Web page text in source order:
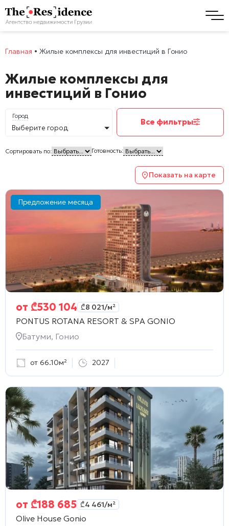
Главная • Жилые комплексы для инвестиций в Гонио
Жилые комплексы для
инвестиций в Гонио
Город
Выберите город
Все фильтры
Сортировать по: Готовность:
Показать на карте
Предложение месяца
от ₾530 104 ₾8 021/м²
PONTUS ROTANA RESORT & SPA GONIO
Батуми, Гонио
от 66.10м² 2027
от ₾188 685 ₾4 461/м²
Olive House Gonio